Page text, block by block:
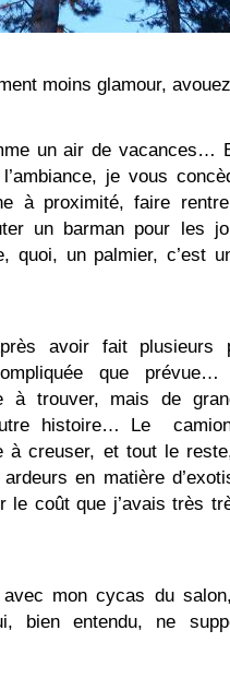
moins glamour,
un air de vacances…
je vous
à proximité, faire
un barman pour les
quoi, un palmier, c’est
avoir fait plusieurs
que
à trouver, mais de
histoire… Le
à creuser, et tout le
en matière
le coût que j’avais très
mon cycas du
bien entendu, ne